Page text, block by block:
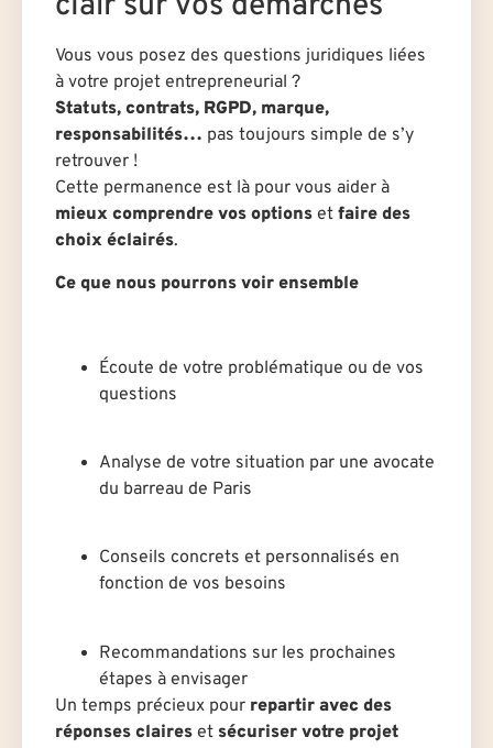
Vous vous posez des questions juridiques liées
à votre projet entrepreneurial ?
Statuts, contrats, RGPD, marque,
responsabilités… pas toujours simple de s’y
retrouver !
Cette permanence est là pour vous aider à
mieux comprendre vos options et faire des
choix éclairés.
Ce que nous pourrons voir ensemble
Écoute de votre problématique ou de vos
questions
Analyse de votre situation par un·e avocat·e
du barreau de Paris
Conseils concrets et personnalisés en
fonction de vos besoins
Recommandations sur les prochaines
étapes à envisager
Un temps précieux pour repartir avec des
réponses claires et sécuriser votre projet